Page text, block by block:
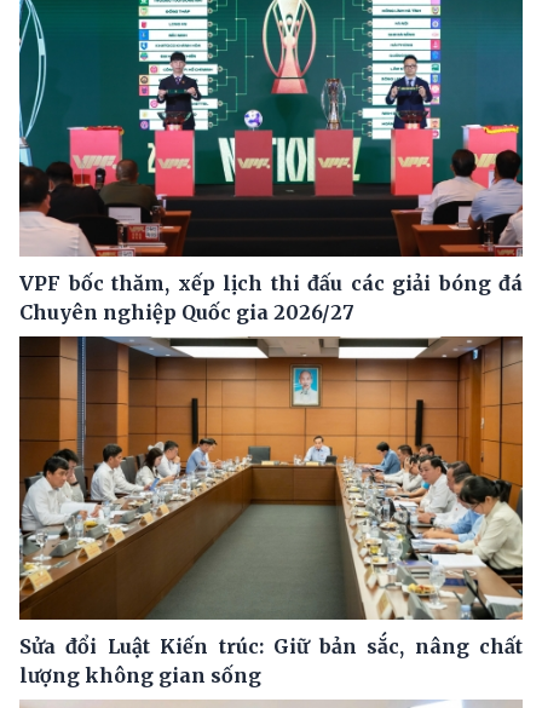
VPF bốc thăm, xếp lịch thi đấu các giải bóng đá
Chuyên nghiệp Quốc gia 2026/27
Sửa đổi Luật Kiến trúc: Giữ bản sắc, nâng chất
lượng không gian sống